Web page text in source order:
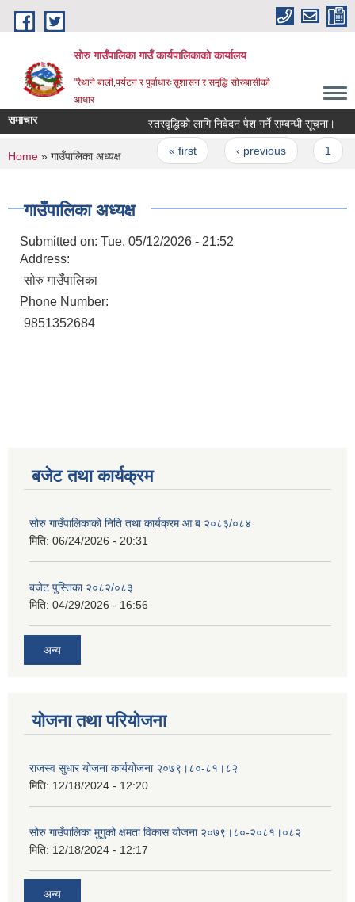
Skip to main content
सोरु गाउँपालिका गाउँ कार्यपालिकाको कार्यालय
"रैथाने बाली,पर्यटन र पूर्वाधारःसुशासन र समृद्धि सोरुबासीको
आधार
समाचार स्तरवृद्धिको लागि निवेदन पेश गर्ने सम्बन्धी सूचना।
Pages
« first ‹ previous
You are here
Home » गाउँपालिका अध्यक्ष
गाउँपालिका अध्यक्ष
Submitted on: Tue, 05/12/2026 - 21:52
Address:
सोरु गाउँपालिका
Phone Number:
9851352684
बजेट तथा कार्यक्रम
सोरु गाउँपालिकाको निति तथा कार्यक्रम आ ब २०८३/०८४
मिति: 06/24/2026 - 20:31
बजेट पुस्तिका २०८२/०८३
मिति: 04/29/2026 - 16:56
अन्य
योजना तथा परियोजना
राजस्व सुधार योजना कार्ययोजना २०७९।८०-८१।८२
मिति: 12/18/2024 - 12:20
सोरु गाउँपालिका मुगुको क्षमता विकास योजना २०७९।८०-२०८१।०८२
मिति: 12/18/2024 - 12:17
अन्य